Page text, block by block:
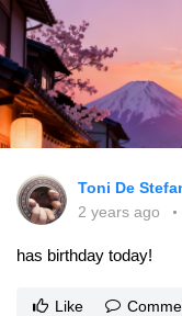
Toni De
2 years ago
has birthday today!
Like